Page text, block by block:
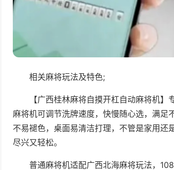
相关麻将玩法及特色;
【广西桂林麻将自摸开杠自动麻将机
麻将机可调节洗牌速度，快慢随心选，满
不易褪色，桌面易清洁打理，不管是家用
尽兴又轻松。
普通麻将机适配广西北海麻将玩法，